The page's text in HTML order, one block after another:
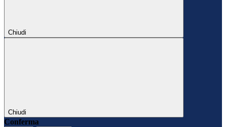
Chiudi
Chiudi
Conferma